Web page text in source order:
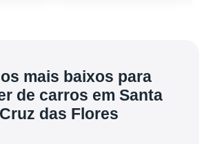
mais baixos para
de carros em Santa
Cruz das Flores